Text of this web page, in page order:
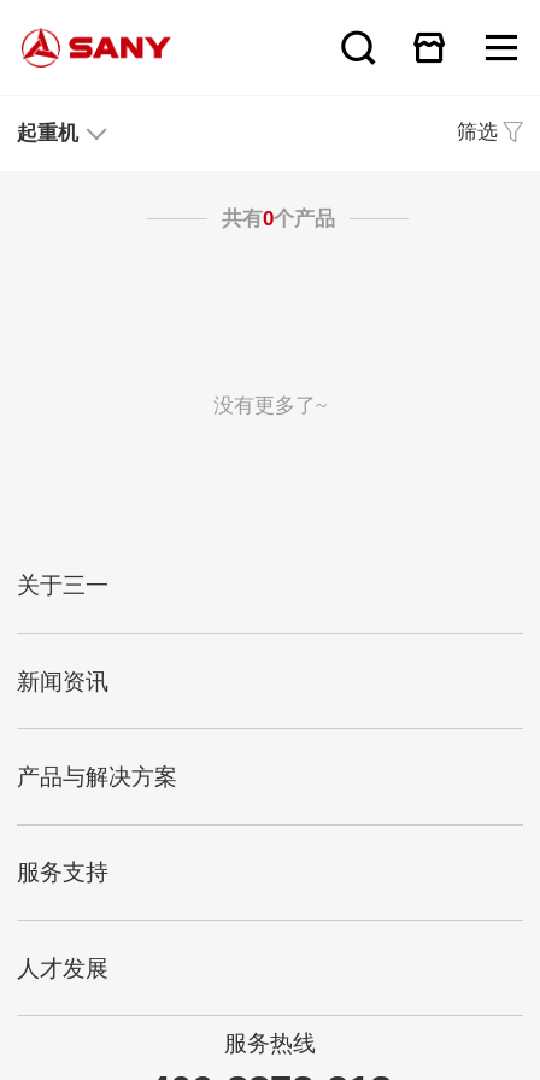
起重机 筛选
共有0个产品
没有更多了~
关于三一
新闻资讯
产品与解决方案
服务支持
人才发展
服务热线